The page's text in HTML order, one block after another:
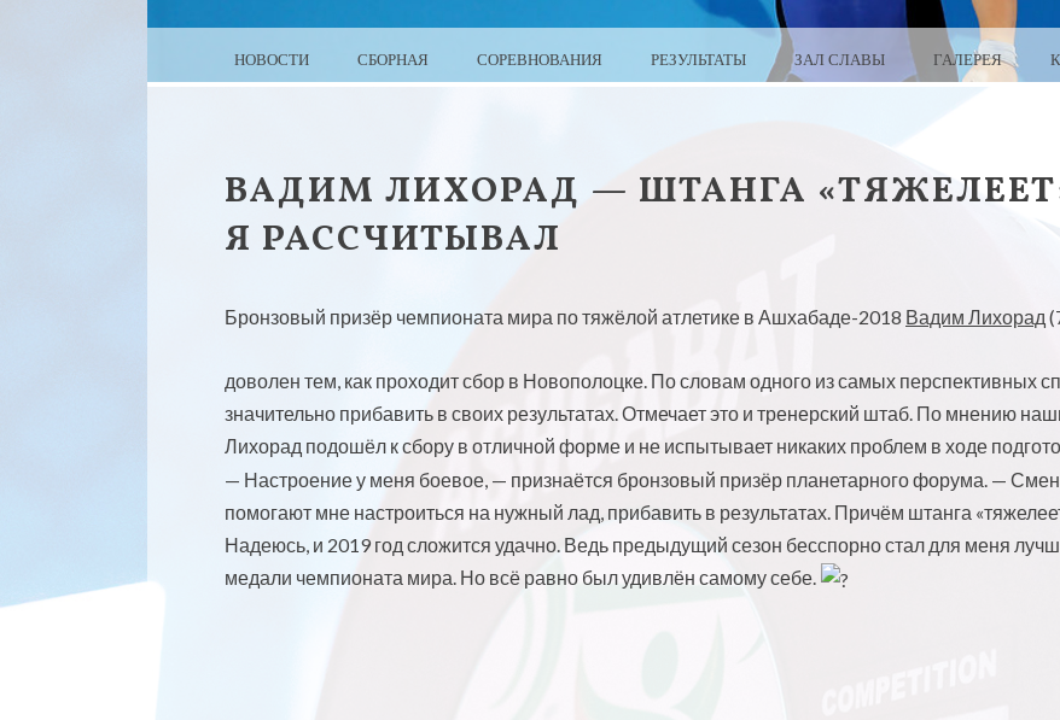
MENU
SKIP TO CONTENT
НОВОСТИ СБОРНАЯ СОРЕВНОВАНИЯ РЕЗУЛЬТАТЫ ЗАЛ СЛАВЫ ГАЛЕРЕЯ
ВАДИМ ЛИХОРАД — ШТАНГА
Я РАССЧИТЫВАЛ
Бронзовый призёр чемпионата мира по тяжёлой атлетике в Ашхабаде-2018 Вадим Лихорад
доволен тем, как проходит сбор в Новополоцке. По словам одного из самых перспективных
значительно прибавить в своих результатах. Отмечает это и тренерский штаб. По мнению
Лихорад подошёл к сбору в отличной форме и не испытывает никаких проблем в ходе
— Настроение у меня боевое, — признаётся бронзовый призёр планетарного форума. —
помогают мне настроиться на нужный лад, прибавить в результатах. Причём штанга
Надеюсь, и 2019 год сложится удачно. Ведь предыдущий сезон бесспорно стал для меня
медали чемпионата мира. Но всё равно был удивлён самому себе.